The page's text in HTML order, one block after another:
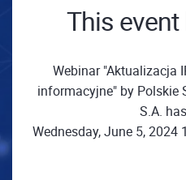
This
Webinar "Aktualizacja
informacyjne" by Polskie
S.A.
Wednesday, June 5,